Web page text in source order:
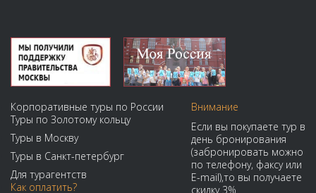
Корпоративные туры по России
Туры по Золотому кольцу
Туры в Москву
Туры в Санкт-петербург
Для турагентств
Как оплатить?
Внимание
Если вы покупаете тур в
день бронирования
(забронировать можно
по телефону, факсу или
E-mail),то вы получаете
скидку 3%